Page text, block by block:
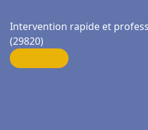
Intervention rapide et
(29820)